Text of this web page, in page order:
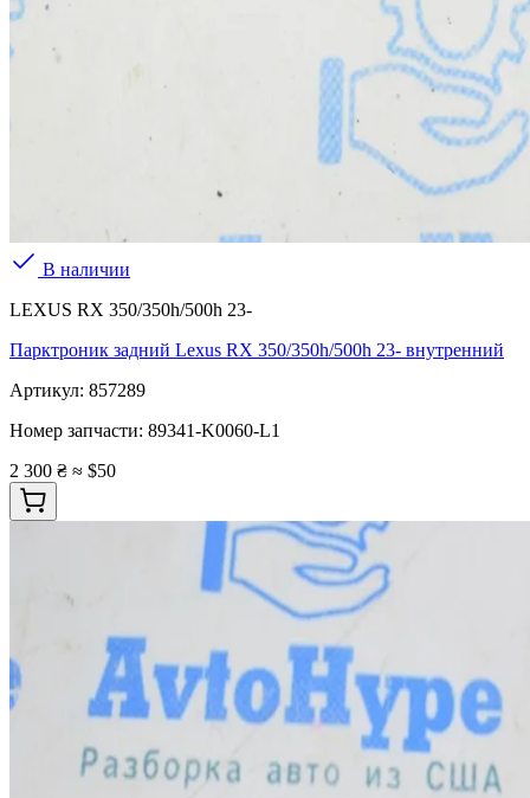
В наличии
LEXUS RX 350/350h/500h 23-
Парктроник задний Lexus RX 350/350h/500h 23- внутренний
Артикул: 857289
Номер запчасти: 89341-K0060-L1
2 300 ₴ ≈ $50